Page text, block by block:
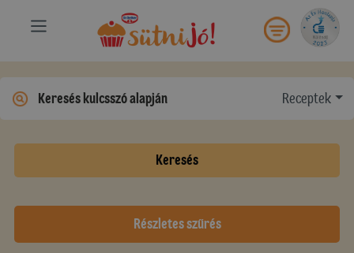
Receptek
Keresés
Részletes szűrés